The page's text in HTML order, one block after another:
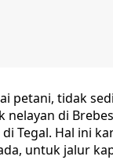
petani, tidak
nelayan di
Tegal. Hal ini
untuk jalur